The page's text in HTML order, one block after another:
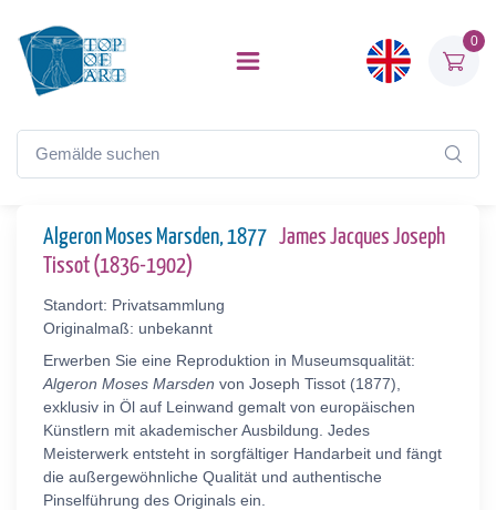
0
Algeron Moses Marsden, 1877 James Jacques Joseph
Tissot (1836-1902)
Standort: Privatsammlung
Originalmaß: unbekannt
Erwerben Sie eine Reproduktion in Museumsqualität:
Algeron Moses Marsden von Joseph Tissot (1877),
exklusiv in Öl auf Leinwand gemalt von europäischen
Künstlern mit akademischer Ausbildung. Jedes
Meisterwerk entsteht in sorgfältiger Handarbeit und fängt
die außergewöhnliche Qualität und authentische
Pinselführung des Originals ein.